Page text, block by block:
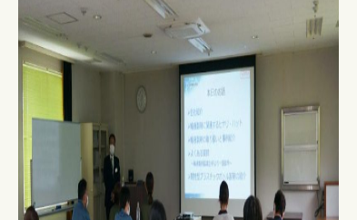
病院受付
TEL.0827-82-5123
FAX. 0827-82-5125
地域連携室
TEL.0827-82-5123
メール
KCHKENSHIN@Y-KCH.OR.JP